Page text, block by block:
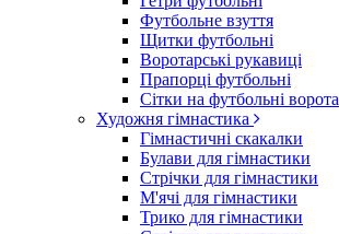
Футбольне взуття
Щитки футбольні
Воротарські рукавиці
Прапорці футбольні
Сітки на футбольні ворота
Художня гімнастика
Гімнастичні скакалки
Булави для гімнастики
Стрічки для гімнастики
М'ячі для гімнастики
Трико для гімнастики